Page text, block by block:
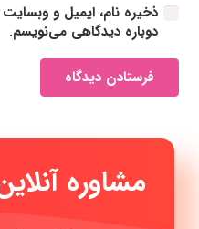
ذخیره نام، ایمیل و
دوباره دیدگاهی می‌نویسم.
فرستادن دیدگاه
مشاوره